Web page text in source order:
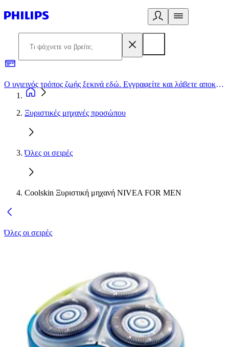
Ο υγιεινός τρόπος ζωής ξεκινά εδώ. Εγγραφείτε και λάβετε αποκλειστικές προσφορές
Ξυριστικές μηχανές προσώπου
Όλες οι σειρές
Coolskin Ξυριστική μηχανή NIVEA FOR MEN
Όλες οι σειρές